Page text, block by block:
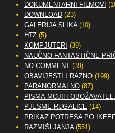
DOKUMENTARNI FILMOVI
DOWNLOAD(23)
GALERIJA SLIKA(10)
HTZ(5)
KOMPJUTERI (39)
NAUČNO FANTASTIČNE
NO COMMENT(39)
OBAVIJESTI I RAZNO(199)
PARANORMALNO(87)
PISMA MOJIH
PJESME RUGALICE (14)
PRIKAZ POTRESA PO
RAZMIŠLJANJA(551)